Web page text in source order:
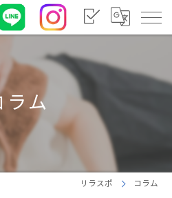
ラム
リラスポ コラム